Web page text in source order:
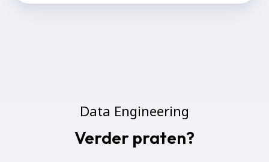
Data Engineering
Verder praten?